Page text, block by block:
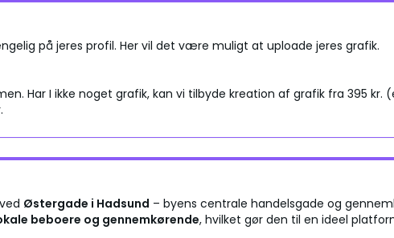
på jeres profil. Her vil det være muligt at uploade jeres grafik.
Har I ikke noget grafik, kan vi tilbyde kreation af grafik fra 395 kr.
Østergade i Hadsund – byens centrale handelsgade og
beboere og gennemkørende, hvilket gør den til en ideel